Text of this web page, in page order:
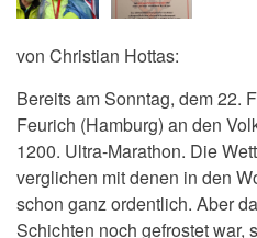
von Christian Hottas:
Bereits am Sonntag, dem 22.
Feurich (Hamburg) an den
1200. Ultra-Marathon. Die
verglichen mit denen in den
schon ganz ordentlich. Aber
Schichten noch gefrostet war,